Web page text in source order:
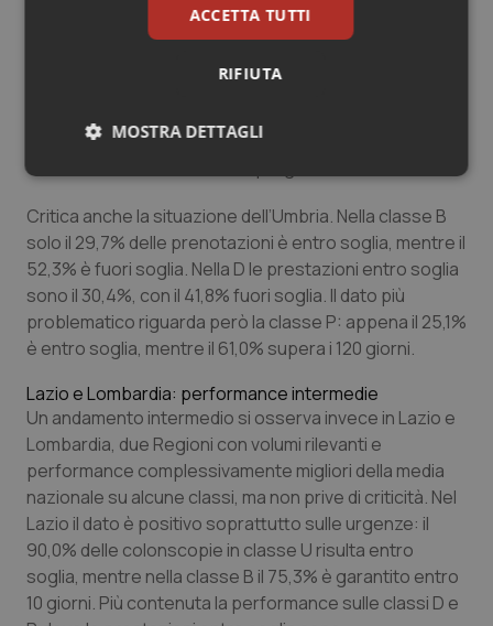
La Puglia mostra difficoltà diffuse su tutte le classi di
delle brevi supera il limite previsto, così come il 39,9%
delle differite e il 50,7% delle programmate.
Critica anche la situazione dell’Umbria. Nella classe B
solo il 29,7% delle prenotazioni è entro soglia, mentre il
52,3% è fuori soglia. Nella D le prestazioni entro soglia
sono il 30,4%, con il 41,8% fuori soglia. Il dato più
problematico riguarda però la classe P: appena il 25,1%
è entro soglia, mentre il 61,0% supera i 120 giorni.
Lazio e Lombardia: performance intermedie
Un andamento intermedio si osserva invece in Lazio e
Lombardia, due Regioni con volumi rilevanti e
performance complessivamente migliori della media
nazionale su alcune classi, ma non prive di criticità. Nel
Lazio il dato è positivo soprattutto sulle urgenze: il
90,0% delle colonscopie in classe U risulta entro
soglia, mentre nella classe B il 75,3% è garantito entro
10 giorni. Più contenuta la performance sulle classi D e
ACCETTA TUTTI
RIFIUTA
MOSTRA DETTAGLI
Necessari Statistici Marketing
Necessari Statistici Marketing
sito web abilitandone funzionalità di base quali la
navigazione sulle pagine e l'accesso alle aree
protette del sito. Il sito web non è in grado di
funzionare correttamente senza questi cookie.
Nome
Fornitore /Dominio
VISITOR_PRIVACY_METADATA
YouTube
.youtube.com
5